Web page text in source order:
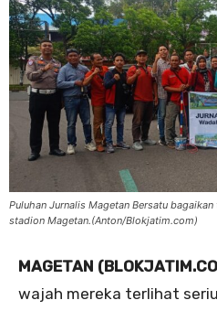
Puluhan Jurnalis Magetan Bersatu
stadion Magetan.(Anton/Blokjatim.com)
MAGETAN
wajah mereka terlihat